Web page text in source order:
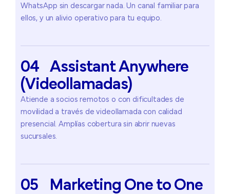
WhatsApp sin descargar nada. Un canal familiar para
ellos, y un alivio operativo para tu equipo.
04 Assistant Anywhere
(Videollamadas)
Atiende a socios remotos o con dificultades de
movilidad a través de videollamada con calidad
presencial. Amplías cobertura sin abrir nuevas
sucursales.
05 Marketing One to One